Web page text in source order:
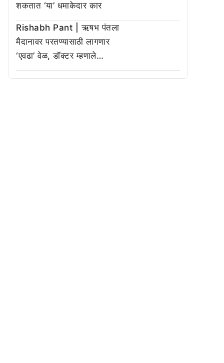
शकतात ‘या’ धमाकेदार कार
Rishabh Pant | ऋषभ पंतला
मैदानावर परतण्यासाठी लागणार
‘एवढा’ वेळ, डॉक्टर म्हणाले…